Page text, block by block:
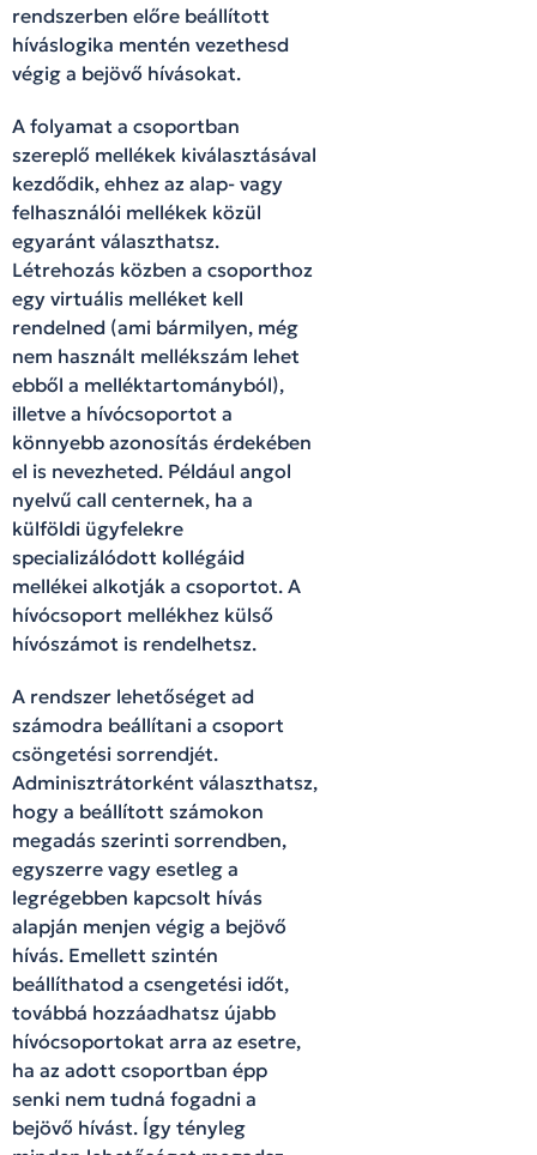
rendszerben előre beállított
híváslogika mentén vezethesd
végig a bejövő hívásokat.
A folyamat a csoportban
szereplő mellékek kiválasztásával
kezdődik, ehhez az alap- vagy
felhasználói mellékek közül
egyaránt választhatsz.
Létrehozás közben a csoporthoz
egy virtuális melléket kell
rendelned (ami bármilyen, még
nem használt mellékszám lehet
ebből a melléktartományból),
illetve a hívócsoportot a
könnyebb azonosítás érdekében
el is nevezheted. Például angol
nyelvű call centernek, ha a
külföldi ügyfelekre
specializálódott kollégáid
mellékei alkotják a csoportot. A
hívócsoport mellékhez külső
hívószámot is rendelhetsz.
A rendszer lehetőséget ad
számodra beállítani a csoport
csöngetési sorrendjét.
Adminisztrátorként választhatsz,
hogy a beállított számokon
megadás szerinti sorrendben,
egyszerre vagy esetleg a
legrégebben kapcsolt hívás
alapján menjen végig a bejövő
hívás. Emellett szintén
beállíthatod a csengetési időt,
továbbá hozzáadhatsz újabb
hívócsoportokat arra az esetre,
ha az adott csoportban épp
senki nem tudná fogadni a
bejövő hívást. Így tényleg